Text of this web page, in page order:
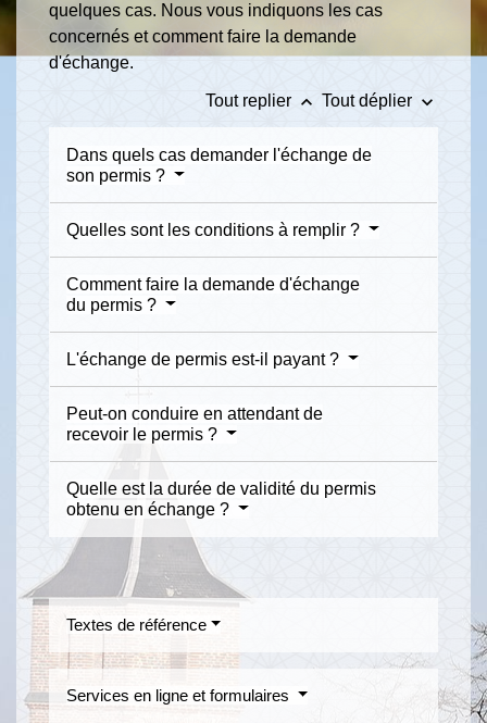
quelques cas. Nous vous indiquons les cas
concernés et comment faire la demande
d'échange.
Tout replier keyboard_arrow_up Tout déplier keyboard_arrow_down
Dans quels cas demander l'échange de
son permis ?
Quelles sont les conditions à remplir ?
Comment faire la demande d'échange
du permis ?
L'échange de permis est-il payant ?
Peut-on conduire en attendant de
recevoir le permis ?
Quelle est la durée de validité du permis
obtenu en échange ?
Textes de référence
Services en ligne et formulaires